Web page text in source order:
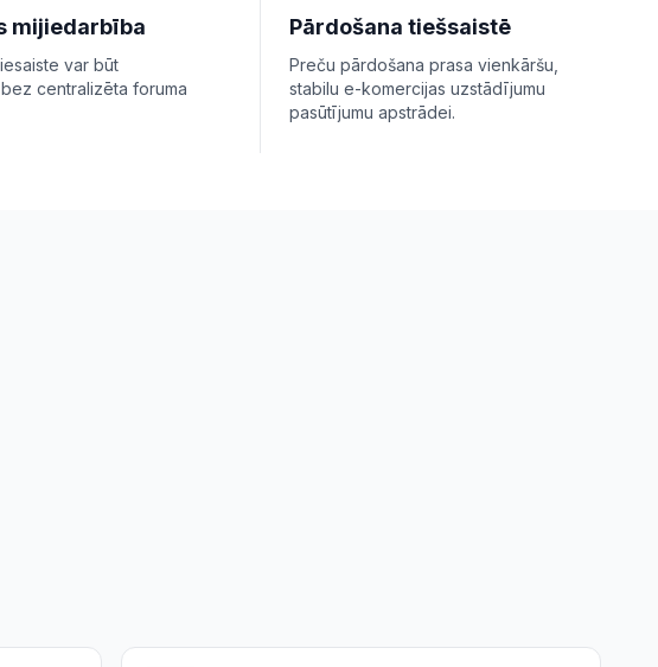
mijiedarbība
var būt
centralizēta foruma
Pārdošana tiešsaistē
Preču pārdošana prasa vienkāršu,
stabilu e-komercijas uzstādījumu
pasūtījumu apstrādei.